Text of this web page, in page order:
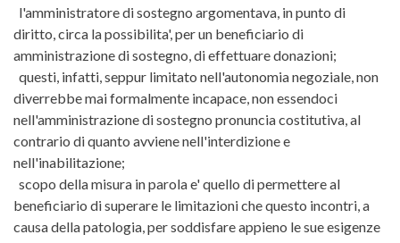
l'amministratore di sostegno argomentava, in punto di
diritto, circa la possibilita', per un beneficiario di
amministrazione di sostegno, di effettuare donazioni;
questi, infatti, seppur limitato nell'autonomia negoziale, non
diverrebbe mai formalmente incapace, non essendoci
nell'amministrazione di sostegno pronuncia costitutiva, al
contrario di quanto avviene nell'interdizione e
nell'inabilitazione;
scopo della misura in parola e' quello di permettere al
beneficiario di superare le limitazioni che questo incontri, a
causa della patologia, per soddisfare appieno le sue esigenze